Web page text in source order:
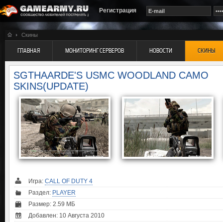
Регистрация
Скины
ГЛАВНАЯ МОНИТОРИНГ СЕРВЕРОВ НОВОСТИ СКИНЫ
SGTHAARDE'S USMC WOODLAND CAMO
SKINS(UPDATE)
Игра: CALL OF DUTY 4
Раздел: PLAYER
Размер: 2.59 МБ
Добавлен: 10 Августа 2010